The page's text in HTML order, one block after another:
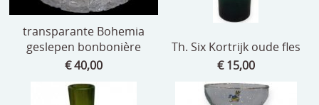
transparante Bohemia
geslepen bonbonière
€ 40,00
Th. Six Kortrijk oude fles
€ 15,00